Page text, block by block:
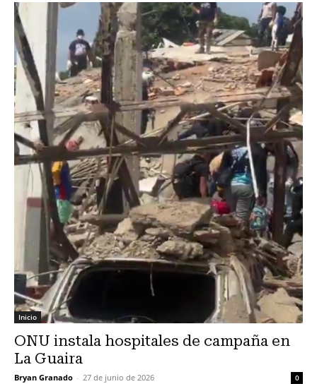
Inicio
ONU instala hospitales de campaña en
La Guaira
Bryan Granado - 27 de junio de 2026 0